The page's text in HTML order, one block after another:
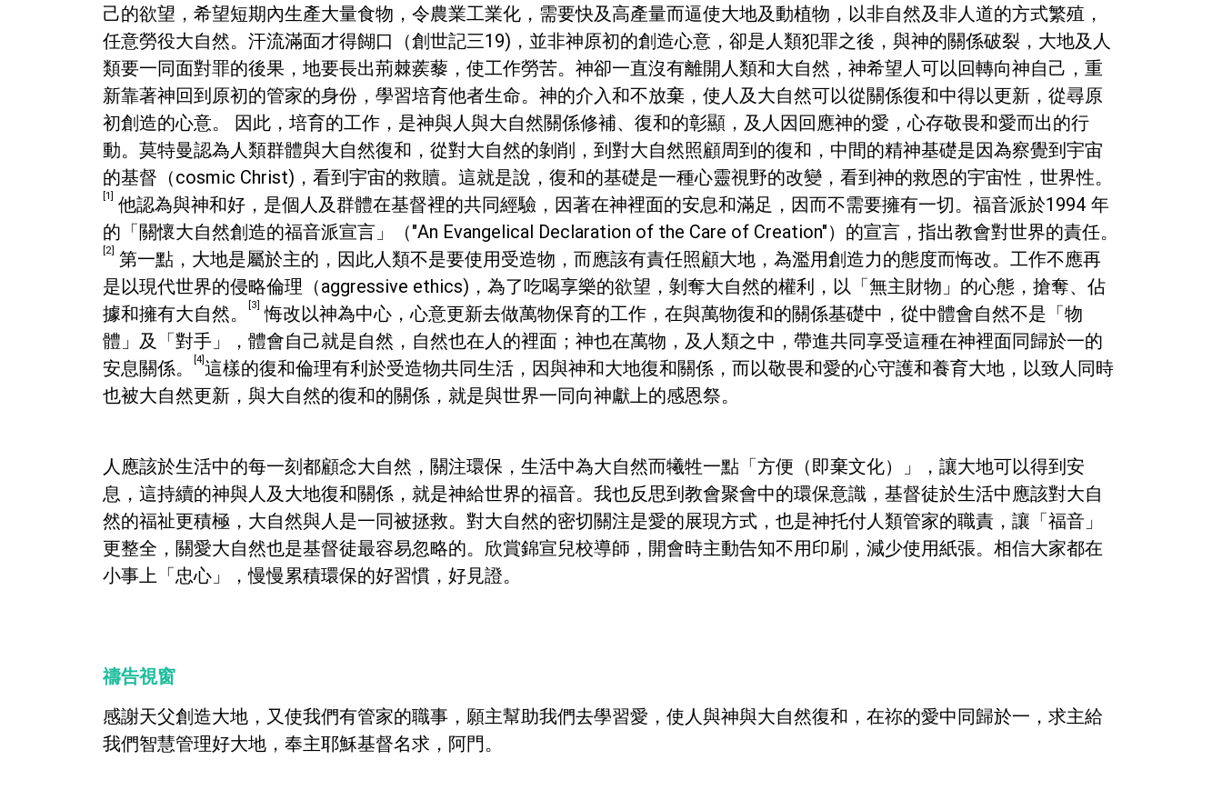
己的欲望，希望短期內生產大量食物，令農業工業化，需要快及高產量而逼使大地及動植物，以非自然及非人道的方式繁殖，
任意勞役大自然。汗流滿面才得餬口（創世記三19)，並非神原初的創造心意，卻是人類犯罪之後，與神的關係破裂，大地及人
類要一同面對罪的後果，地要長出荊棘蒺藜，使工作勞苦。神卻一直沒有離開人類和大自然，神希望人可以回轉向神自己，重
新靠著神回到原初的管家的身份，學習培育他者生命。神的介入和不放棄，使人及大自然可以從關係復和中得以更新，從尋原
初創造的心意。 因此，培育的工作，是神與人與大自然關係修補、復和的彰顯，及人因回應神的愛，心存敬畏和愛而出的行
動。莫特曼認為人類群體與大自然復和，從對大自然的剝削，到對大自然照顧周到的復和，中間的精神基礎是因為察覺到宇宙
的基督（cosmic Christ)，看到宇宙的救贖。這就是說，復和的基礎是一種心靈視野的改變，看到神的救恩的宇宙性，世界性。
[1] 他認為與神和好，是個人及群體在基督裡的共同經驗，因著在神裡面的安息和滿足，因而不需要擁有一切。福音派於1994 年
的「關懷大自然創造的福音派宣言」（"An Evangelical Declaration of the Care of Creation"）的宣言，指出教會對世界的責任。
[2] 第一點，大地是屬於主的，因此人類不是要使用受造物，而應該有責任照顧大地，為濫用創造力的態度而悔改。工作不應再
是以現代世界的侵略倫理（aggressive ethics)，為了吃喝享樂的欲望，剝奪大自然的權利，以「無主財物」的心態，搶奪、佔
據和擁有大自然。[3] 悔改以神為中心，心意更新去做萬物保育的工作，在與萬物復和的關係基礎中，從中體會自然不是「物
體」及「對手」，體會自己就是自然，自然也在人的裡面；神也在萬物，及人類之中，帶進共同享受這種在神裡面同歸於一的
安息關係。[4]這樣的復和倫理有利於受造物共同生活，因與神和大地復和關係，而以敬畏和愛的心守護和養育大地，以致人同時
也被大自然更新，與大自然的復和的關係，就是與世界一同向神獻上的感恩祭。
人應該於生活中的每一刻都顧念大自然，關注環保，生活中為大自然而犧牲一點「方便（即棄文化）」，讓大地可以得到安
息，這持續的神與人及大地復和關係，就是神給世界的福音。我也反思到教會聚會中的環保意識，基督徒於生活中應該對大自
然的福祉更積極，大自然與人是一同被拯救。對大自然的密切關注是愛的展現方式，也是神托付人類管家的職責，讓「福音」
更整全，關愛大自然也是基督徒最容易忽略的。欣賞錦宣兒校導師，開會時主動告知不用印刷，減少使用紙張。相信大家都在
小事上「忠心」，慢慢累積環保的好習慣，好見證。
禱告視窗
感謝天父創造大地，又使我們有管家的職事，願主幫助我們去學習愛，使人與神與大自然復和，在祢的愛中同歸於一，求主給
我們智慧管理好大地，奉主耶穌基督名求，阿門。